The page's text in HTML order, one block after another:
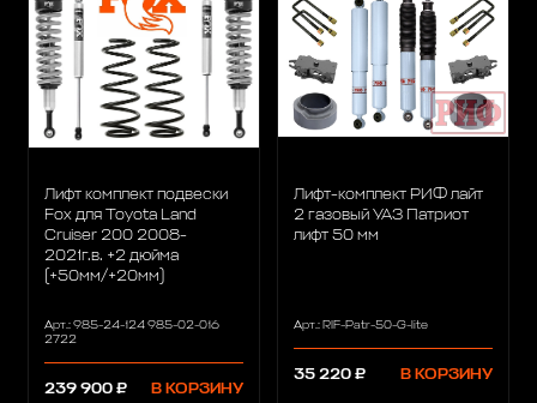
Лифт комплект подвески
Fox для Toyota Land
Cruiser 200 2008-
2021г.в. +2 дюйма
(+50мм/+20мм)
Арт.: 985-24-124 985-02-016
2722
239 900 ₽ В КОРЗИНУ
Лифт-комплект РИФ лайт
2 газовый УАЗ Патриот
лифт 50 мм
Арт.: RIF-Patr-50-G-lite
35 220 ₽ В КОРЗИНУ